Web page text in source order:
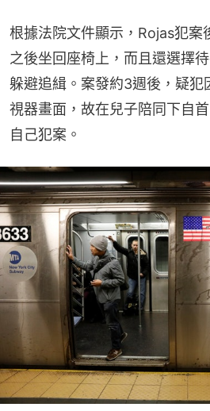
根據法院文件顯示，Rojas犯案
之後坐回座椅上，而且還選擇
躲避追緝。案發約3週後，疑犯
視器畫面，故在兒子陪同下自
自己犯案。